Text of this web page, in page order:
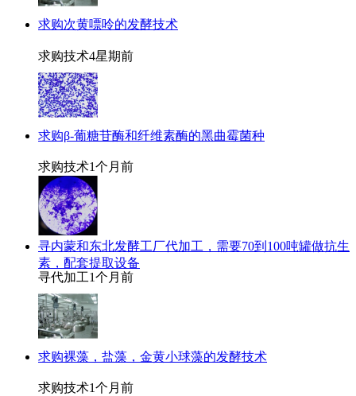
求购次黄嘌呤的发酵技术
求购技术4星期前
求购β-葡糖苷酶和纤维素酶的黑曲霉菌种
求购技术1个月前
寻内蒙和东北发酵工厂代加工，需要70到100吨罐做抗生
素，配套提取设备
寻代加工1个月前
求购裸藻，盐藻，金黄小球藻的发酵技术
求购技术1个月前